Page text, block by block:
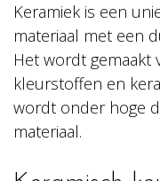
Keramiek is een
materiaal met een
Het wordt gemaakt
kleurstoffen en
wordt onder hoge
materiaal.